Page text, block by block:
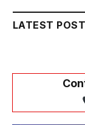
LATEST